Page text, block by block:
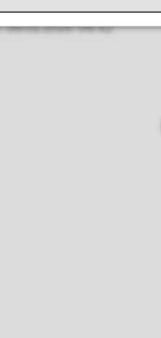
06.02.2026 09:42